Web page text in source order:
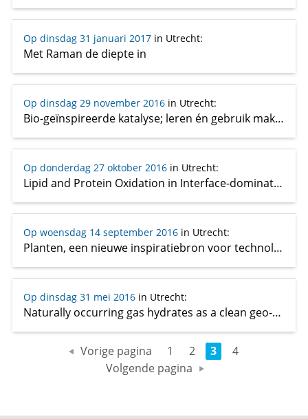
Op dinsdag 31 januari 2017in Utrecht:
Met Raman de diepte in
Op dinsdag 29 november 2016in Utrecht:
Bio-geïnspireerde katalyse; leren én gebruik maken van de natuur
Op donderdag 27 oktober 2016in Utrecht:
Lipid and Protein Oxidation in Interface-dominated Food Systems: Interrelation and Functional Consequences
Op woensdag 14 september 2016in Utrecht:
Planten, een nieuwe inspiratiebron voor technologie
Op dinsdag 31 mei 2016in Utrecht:
Naturally occurring gas hydrates as a clean geo-energy resource and possible environmental hazard
Vorige pagina 1 2 3
4
Volgende pagina